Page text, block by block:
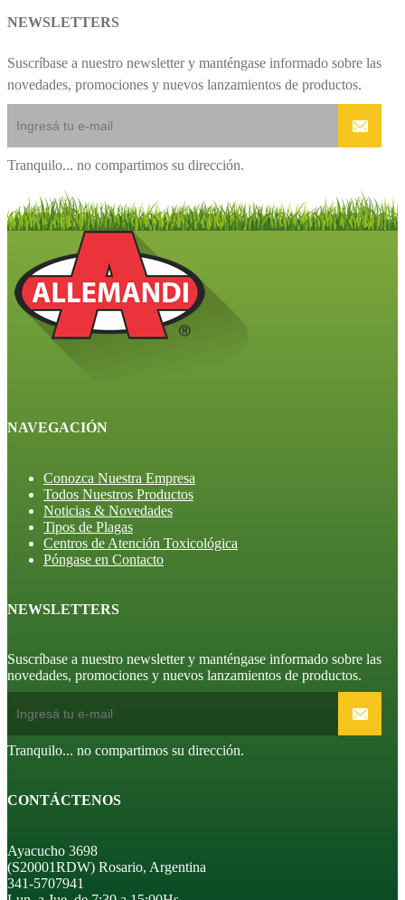
NEWSLETTERS
Suscríbase a nuestro newsletter y manténgase informado sobre las
novedades, promociones y nuevos lanzamientos de productos.
Tranquilo... no compartimos su dirección.
NAVEGACIÓN
Conozca Nuestra Empresa
Todos Nuestros Productos
Noticias & Novedades
Tipos de Plagas
Centros de Atención Toxicológica
Póngase en Contacto
NEWSLETTERS
Suscríbase a nuestro newsletter y manténgase informado sobre las
novedades, promociones y nuevos lanzamientos de productos.
Tranquilo... no compartimos su dirección.
CONTÁCTENOS
Ayacucho 3698
(S20001RDW) Rosario, Argentina
341-5707941